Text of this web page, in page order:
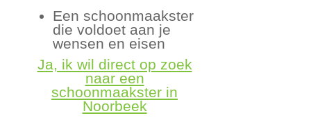
Een schoonmaakster
die voldoet aan je
wensen en eisen
Ja, ik wil direct op zoek
naar een
schoonmaakster in
Noorbeek